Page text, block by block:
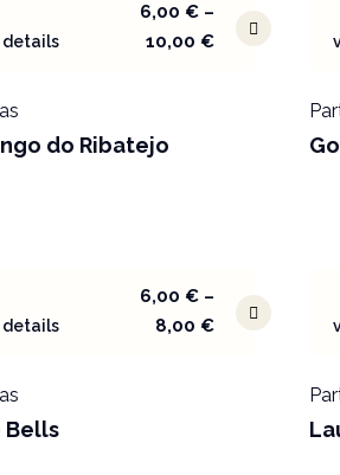
6,00€ –
10,00€
do Ribatejo
6,00€ –
8,00€
Bells